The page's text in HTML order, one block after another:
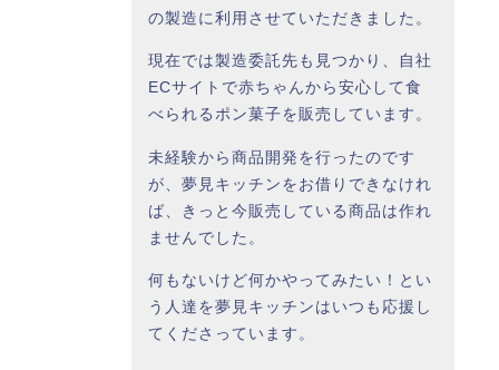
の製造に利用させていただきました。
現在では製造委託先も見つかり、自社
ECサイトで赤ちゃんから安心して食
べられるポン菓子を販売しています。
未経験から商品開発を行ったのです
が、夢見キッチンをお借りできなけれ
ば、きっと今販売している商品は作れ
ませんでした。
何もないけど何かやってみたい！とい
う人達を夢見キッチンはいつも応援し
てくださっています。